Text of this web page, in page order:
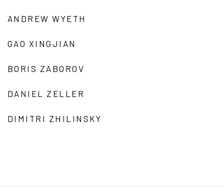
ANDREW WYETH
GAO XINGJIAN
BORIS ZABOROV
DANIEL ZELLER
DIMITRI ZHILINSKY